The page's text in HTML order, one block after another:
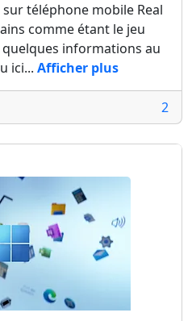
téléphone mobile Real
comme étant le jeu
quelques informations au
ici... Afficher plus
2